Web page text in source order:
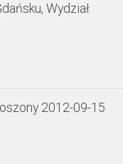
Wydział
2012-09-15